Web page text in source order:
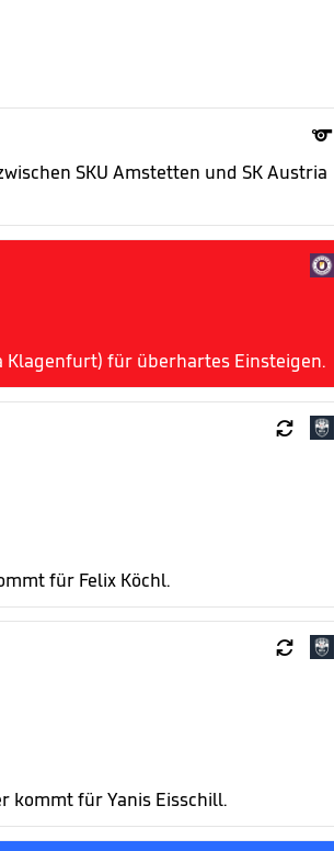

SKU Amstetten und SK Austria
Klagenfurt) für überhartes Einsteigen.

für Felix Köchl.

kommt für Yanis Eisschill.